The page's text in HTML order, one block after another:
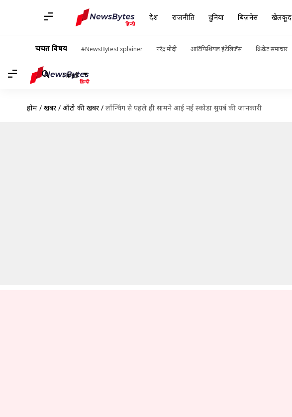
देश राजनीति दुनिया बिज़नेस खेलकूद
चर्चित विषय #NewsBytesExplainer नरेंद्र मोदी आर्टिफिशियल इंटेलिजेंस क्रिकेट समाचार
Hindi
होम / खबरें / ऑटो की खबरें / लॉन्चिंग से पहले ही सामने आई नई स्कोडा सुपर्ब की जानकारी